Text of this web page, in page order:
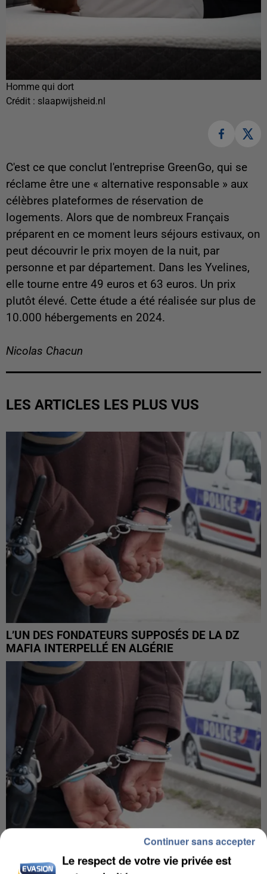
Homme qui dort
Crédit : slaapwijsheid.nl
C'est ce que conclut l'entreprise GreenGo, qui se
réclame être une « alternative responsable » aux
célèbres plateformes de réservation de
logements. Alors que de nombreux Français
préparent en ce moment leurs séjours estivaux, on
peut découvrir le prix moyen de la nuit, par
personne et par département. Dans les Yvelines,
elle tourne entre 49 euros et 63 euros. Un prix
plutôt élevé. Cette étude a été réalisée sur plus de
10.000 hébergements en 2024.
Nicolas Chacun
LES ARTICLES LES PLUS VUS
L’UN DES FONDATEURS SUPPOSÉS DE LA DZ
MAFIA INTERPELLÉ EN ALGÉRIE
UN SECOND CADRE DE LA DZ MAFIA
Le respect de votre vie privée est
Continuer sans accepter